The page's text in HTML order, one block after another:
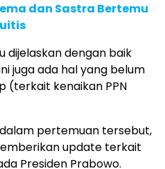
dan Sastra Bertemu
dijelaskan dengan baik
juga ada hal yang belum
(terkait kenaikan PPN
pertemuan tersebut,
update terkait
Presiden Prabowo.